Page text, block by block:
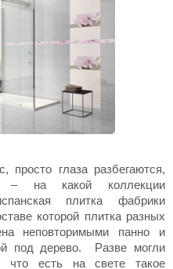
просто глаза разбегаются,
– на какой коллекции
плитка фабрики
которой плитка разных
неповторимыми панно и
под дерево. Разве могли
что есть на свете такое